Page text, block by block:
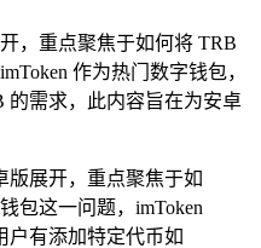
，重点聚焦于如何将 TRB
作为热门数字钱包，
的需求，此内容旨在为安卓
版展开，重点聚焦于如
包这一问题，imToken
户有添加特定代币如